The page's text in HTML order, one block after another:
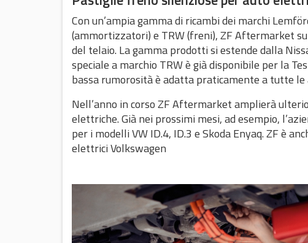
Con un’ampia gamma di ricambi dei marchi
(ammortizzatori) e TRW (freni), ZF Aftermarket
del telaio. La gamma prodotti si estende dalla
speciale a marchio TRW è già disponibile per la
bassa rumorosità è adatta praticamente a tutte
Nell’anno in corso ZF Aftermarket amplierà
elettriche. Già nei prossimi mesi, ad esempio,
per i modelli VW ID.4, ID.3 e Skoda Enyaq. ZF è
elettrici Volkswagen